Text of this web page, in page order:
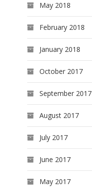
May 2018
February 2018
January 2018
October 2017
September 2017
August 2017
July 2017
June 2017
May 2017